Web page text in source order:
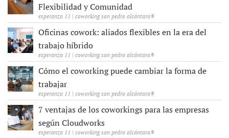
Flexibilidad y Comunidad
esperanza 11 | coworking san pedro alcántara®
Oficinas cowork: aliados flexibles en la era del
trabajo híbrido
esperanza 11 | coworking san pedro alcántara®
Cómo el coworking puede cambiar la forma de
trabajar
esperanza 11 | coworking san pedro alcántara®
7 ventajas de los coworkings para las empresas
según Cloudworks
esperanza 11 | coworking san pedro alcántara®